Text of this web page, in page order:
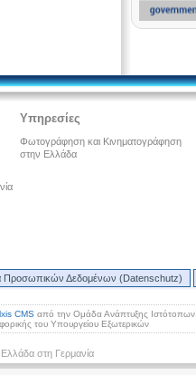
Υπηρεσίες
Φωτογράφηση και Κινηματογράφηση
στην Ελλάδα
Προσωπικών Δεδομένων (Datenschutz)
CMS από την Ομάδα Ανάπτυξης Ιστότοπων
του Υπουργείου Εξωτερικών
στη Γερμανία